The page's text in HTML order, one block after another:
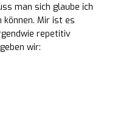
man sich glaube ich
können. Mir ist es
repetitiv
wir: